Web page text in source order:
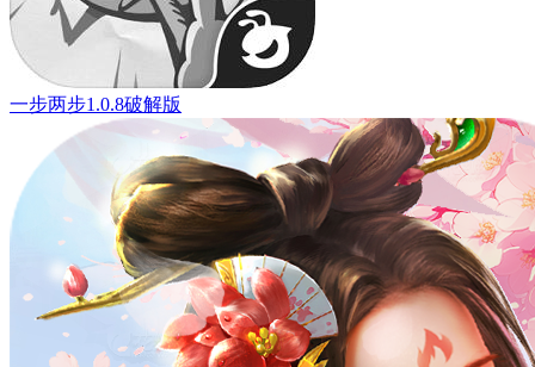
一步两步1.0.8破解版